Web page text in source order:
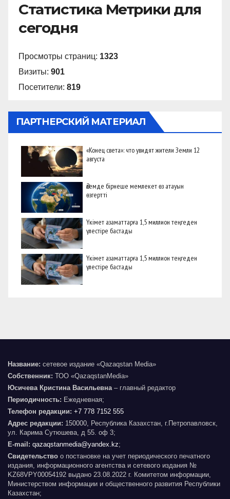
Статистика Метрики для
сегодня
Просмотры страниц: 1323
Визиты: 901
Посетители: 819
ПАРТНЕРСКИЙ МАТЕРИАЛ
«Конец света»: что увидят жители Земли 12
августа
Әлемде бірнеше мемлекет өз атауын
өзгертті
Үкімет азаматтарға 1,5 миллион теңгеден
үлестіре бастады
Үкімет азаматтарға 1,5 миллион теңгеден
үлестіре бастады
Название: сетевое издание «Qazaqstan Media»
Собственник: ТОО «QazaqstanMedia»
Юсичева Кристина Васильевна – главный редактор
Периодичность: Ежедневная;
Телефон редакции: +7 778 7152 555
Адрес редакции: 150000, Республика Казахстан, г.Петропавловск,
ул. Карима Сутюшева, д 55. оф 3;
E-mail: qazaqstanmedia@yandex.kz;
Свидетельство о постановке на учет периодического печатного
издания, информационного агентства и сетевого издания №
KZ68VPY00054192 выдано 23.08.2022 г. Комитетом информации,
Министерством информации и общественного развития Республики
Казахстан;